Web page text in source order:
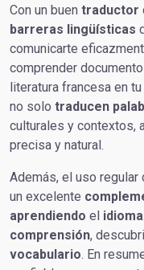
Con un buen traductor
barreras lingüísticas
comunicarte
comprender
literatura francesa en
no solo traducen
culturales y contextos,
precisa y natural.
Además, el uso
un excelente
aprendiendo el idioma
comprensión,
vocabulario. En